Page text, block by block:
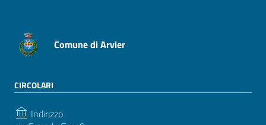
Comune di Arvier
CIRCOLARI
Indirizzo